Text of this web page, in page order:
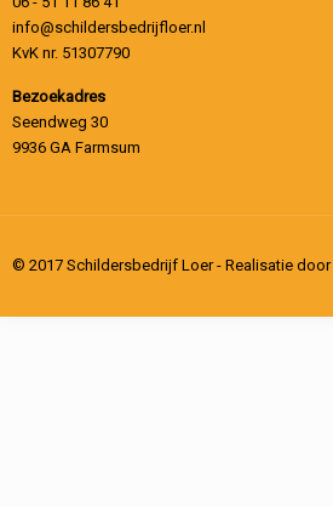
info@schildersbedrijfloer.nl
KvK nr. 51307790
Bezoekadres
Seendweg 30
9936 GA Farmsum
© 2017 Schildersbedrijf Loer - Realisatie door